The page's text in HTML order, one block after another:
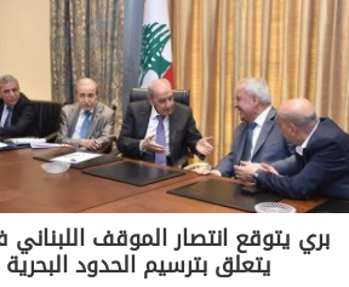
بري يتوقع انتصار الموقف
يتعلق بترسيم الحدود البحرية